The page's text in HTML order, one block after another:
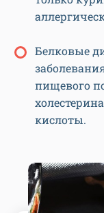
Белковые
пищевого
кислоты.